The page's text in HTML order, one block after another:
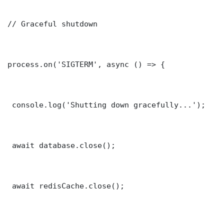
// Graceful shutdown
process.on('SIGTERM', async () => {
console.log('Shutting down gracefully...');
await database.close();
await redisCache.close();